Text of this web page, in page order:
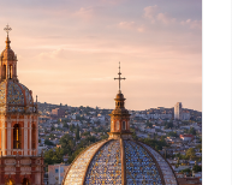
de escape.